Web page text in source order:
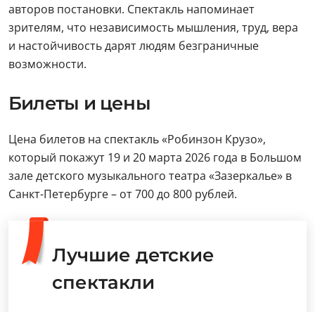
авторов постановки. Спектакль напоминает
зрителям, что независимость мышления, труд, вера
и настойчивость дарят людям безграничные
возможности.
Билеты и цены
Цена билетов на спектакль «Робинзон Крузо»,
который покажут 19 и 20 марта 2026 года в Большом
зале детского музыкального театра «Зазеркалье» в
Санкт-Петербурге – от 700 до 800 рублей.
Лучшие детские
спектакли